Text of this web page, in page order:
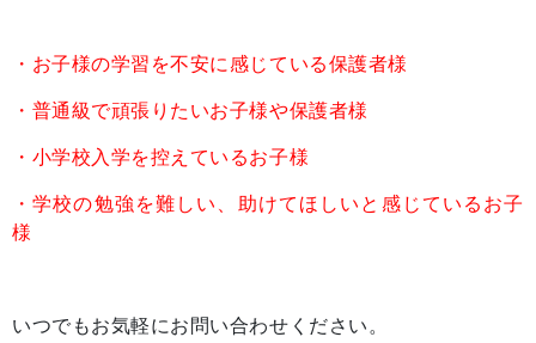
・お子様の学習を不安に感じている保護者様
・普通級で頑張りたいお子様や保護者様
・小学校入学を控えているお子様
・学校の勉強を難しい、助けてほしいと感じているお子
様
いつでもお気軽にお問い合わせください。